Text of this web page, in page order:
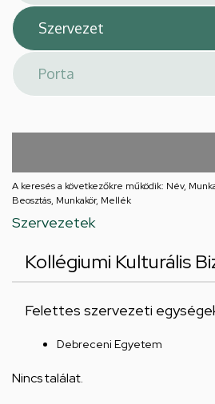
A keresés a következőkre működik: Név,
Beosztás, Munkakör, Mellék
Szervezetek
Kollégiumi Kulturális
Felettes szervezeti
Debreceni Egyetem
Nincs találat.